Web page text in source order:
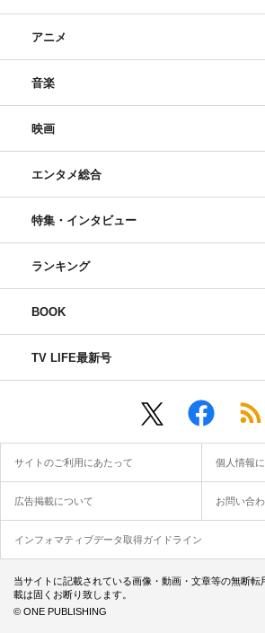
アニメ
音楽
映画
エンタメ総合
特集・インタビュー
ランキング
BOOK
TV LIFE最新号
サイトのご利用にあたって 個人情報
広告掲載について お問い合
インフォマティブデータ取得ガイドライン
当サイトに記載されている画像・動画・文章等の無断転
載は固くお断り致します。
© ONE PUBLISHING